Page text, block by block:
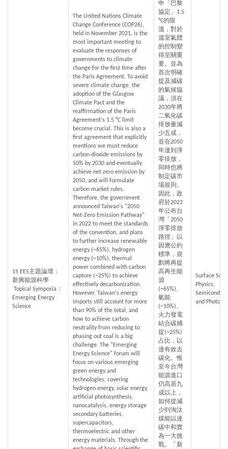
15 EES主題論壇：
新興能源科學
Emerging Energy
Science
The United Nations Climate
Change Conference (COP26),
held in November 2021, is the
most important meeting to
evaluate the responses of
governments to climate
change for the first time after
the Paris Agreement. To avoid
severe climate change, the
adoption of the Glasgow
Climate Pact and the
reaffirmation of the Paris
Agreement's 1.5 °C limit
become crucial. This is also a
first agreement that explicitly
mentions we must reduce
carbon dioxide emissions by
50% by 2030 and eventually
achieve net zero emission by
2050, and will formulate
carbon market rules.
Therefore, the government
announced Taiwan's "2050
Net-Zero Emission Pathway"
in 2022 to meet the standards
of the convention, and plans
to further increase renewable
energy (~65%), hydrogen
energy (~10%), thermal
power combined with carbon
capture (~25%) to achieve
effectively decarbonization.
However, Taiwan's energy
imports still account for more
than 90% of the total, and
how to achieve carbon
neutrality from reducing to
phasing out coal is a big
challenge. The "Emerging
Energy Science" forum will
focus on various emerging
green energy and
technologies, covering
hydrogen energy, solar energy,
artificial photosynthesis,
nanocatalysis, energy storage
secondary batteries,
supercapacitors,
thermoelectric and other
energy materials. Through the
申「巴黎
協定」1.5
°C的限
溫，對於
溫室氣體
的控制變
得至關重
要。並為
首次明確
提及減碳
的氣候協
議，須在
2030年將
二氧化碳
排放量減
少五成，
並在2050
年達到淨
零排放，
同時也將
制定碳市
場規則。
因此，政
府於2022
年公布台
灣「2050
淨零排放
路徑」以
因應公約
標準，規
劃將再提
高再生能
源
(~65%)、
氫能
(~10%)、
火力發電
結合碳捕
捉(~25%)
占比，以
達有效去
碳化。惟
至今台灣
能源進口
仍高居九
成以上，
如何從減
少到淘汰
煤能以達
碳中和實
為一大挑
戰。「新
Surface
Physics,
and